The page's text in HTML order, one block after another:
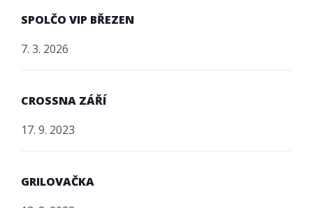
SPOLČO VIP BŘEZEN
7. 3. 2026
CROSSNA ZÁŘÍ
17. 9. 2023
GRILOVAČKA